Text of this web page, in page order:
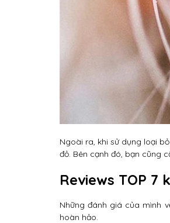
Ngoài ra, khi sử dụng loại
đỏ. Bên cạnh đó, bạn cũng
Reviews TOP
Những đánh giá của mình
hoàn hảo.